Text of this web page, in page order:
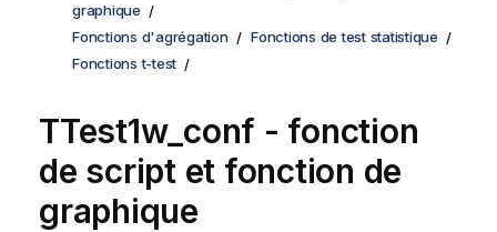
graphique
Fonctions d'agrégation
Fonctions de test statistique
Fonctions t-test
TTest1w_conf - fonction
de script et fonction de
graphique